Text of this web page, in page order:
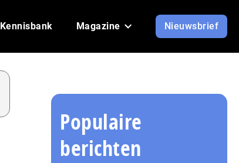
Kennisbank Magazine Nieuwsbrief
Populaire
berichten